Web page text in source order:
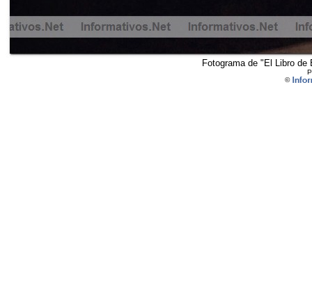
Fotograma de "El Libro
©